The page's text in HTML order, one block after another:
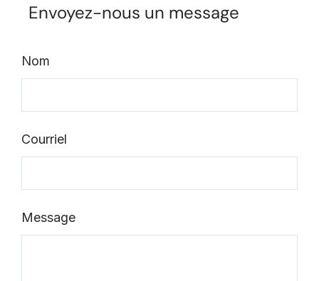
Envoyez-nous un message
Nom
Courriel
Message